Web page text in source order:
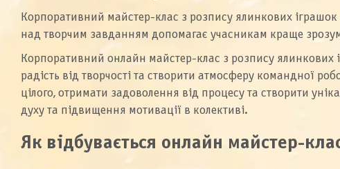
Корпоративний майстер-клас з розпису ялинкових
над творчим завданням допомагає учасникам краще
Корпоративний онлайн майстер-клас з розпису ялинкових
радість від творчості та створити атмосферу командної
цілого, отримати задоволення від процесу та створити
духу та підвищення мотивації в колективі.
Як відбувається онлайн майстер-